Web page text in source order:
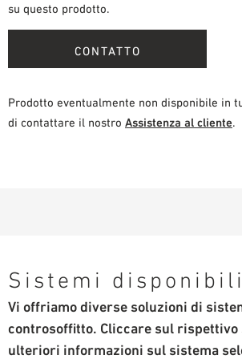
su questo prodotto.
CONTATTO
Prodotto eventualmente non disponibile in
di contattare il nostro Assistenza al cliente.
Sistemi disponibili
Vi offriamo diverse soluzioni di
controsoffitto. Cliccare sul rispettivo
ulteriori informazioni sul sistema